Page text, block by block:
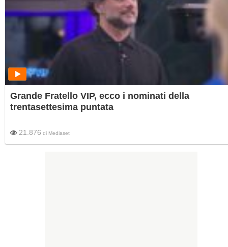
Grande Fratello VIP, ecco i nominati della
trentasettesima puntata
21.876 di Mediaset